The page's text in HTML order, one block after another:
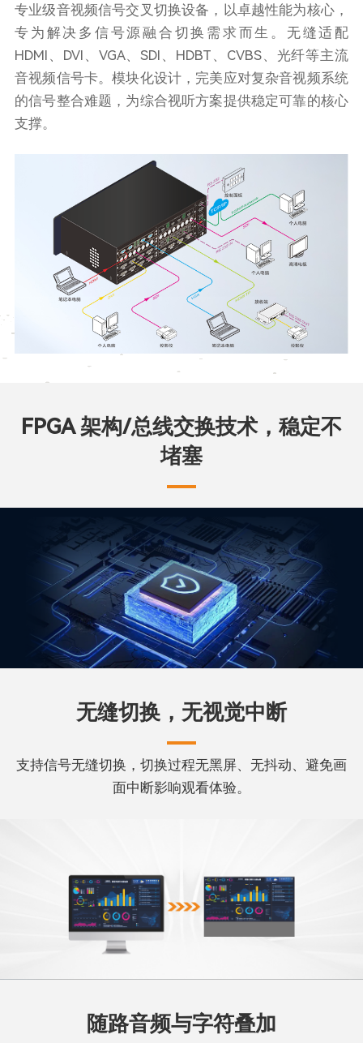
专业级音视频信号交叉切换设备，以卓越性能为核心，
专为解决多信号源融合切换需求而生。无缝适配
HDMI、DVI、VGA、SDI、HDBT、CVBS、光纤等主流
音视频信号卡。模块化设计，完美应对复杂音视频系统
的信号整合难题，为综合视听方案提供稳定可靠的核心
支撑。
FPGA 架构/总线交换技术，稳定不
堵塞
无缝切换，无视觉中断
支持信号无缝切换，切换过程无黑屏、无抖动、避免画
面中断影响观看体验。
随路音频与字符叠加